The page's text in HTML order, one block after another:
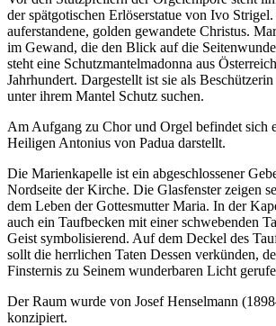
der spätgotischen Erlöserstatue von Ivo
auferstandene, golden gewandete Christus.
im Gewand, die den Blick auf die
steht eine Schutzmantelmadonna aus
Jahrhundert. Dargestellt ist sie als
unter ihrem Mantel Schutz suchen.
Am Aufgang zu Chor und Orgel befindet sich
Heiligen Antonius von Padua darstellt.
Die Marienkapelle ist ein abgeschlossener
Nordseite der Kirche. Die Glasfenster zeigen
dem Leben der Gottesmutter Maria. In der
auch ein Taufbecken mit einerschwebenden
Geist symbolisierend. Auf dem Deckel des
sollt die herrlichen Taten Dessen verkünden,
Finsternis zu Seinem wunderbaren Licht
Der Raum wurde von Josef Henselmann
konzipiert.